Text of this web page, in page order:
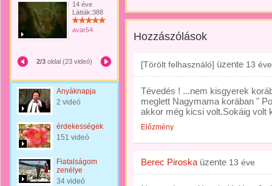
14 éve
Látták:388
avar54
2/3 oldal (23 videó)
Anyáknapja
2 videó
érdekességek
151 videó
Fiatalságom
zenélye
34 videó
Hozzászólások
[Törölt felhasználó] üzente 13 éve
Tévedés ! ...nem kisgyerek
meglett Nagymama korában "
akkor még kicsi volt.Sokáig volt
Előzmény
Berec Piroska üzente 13 éve